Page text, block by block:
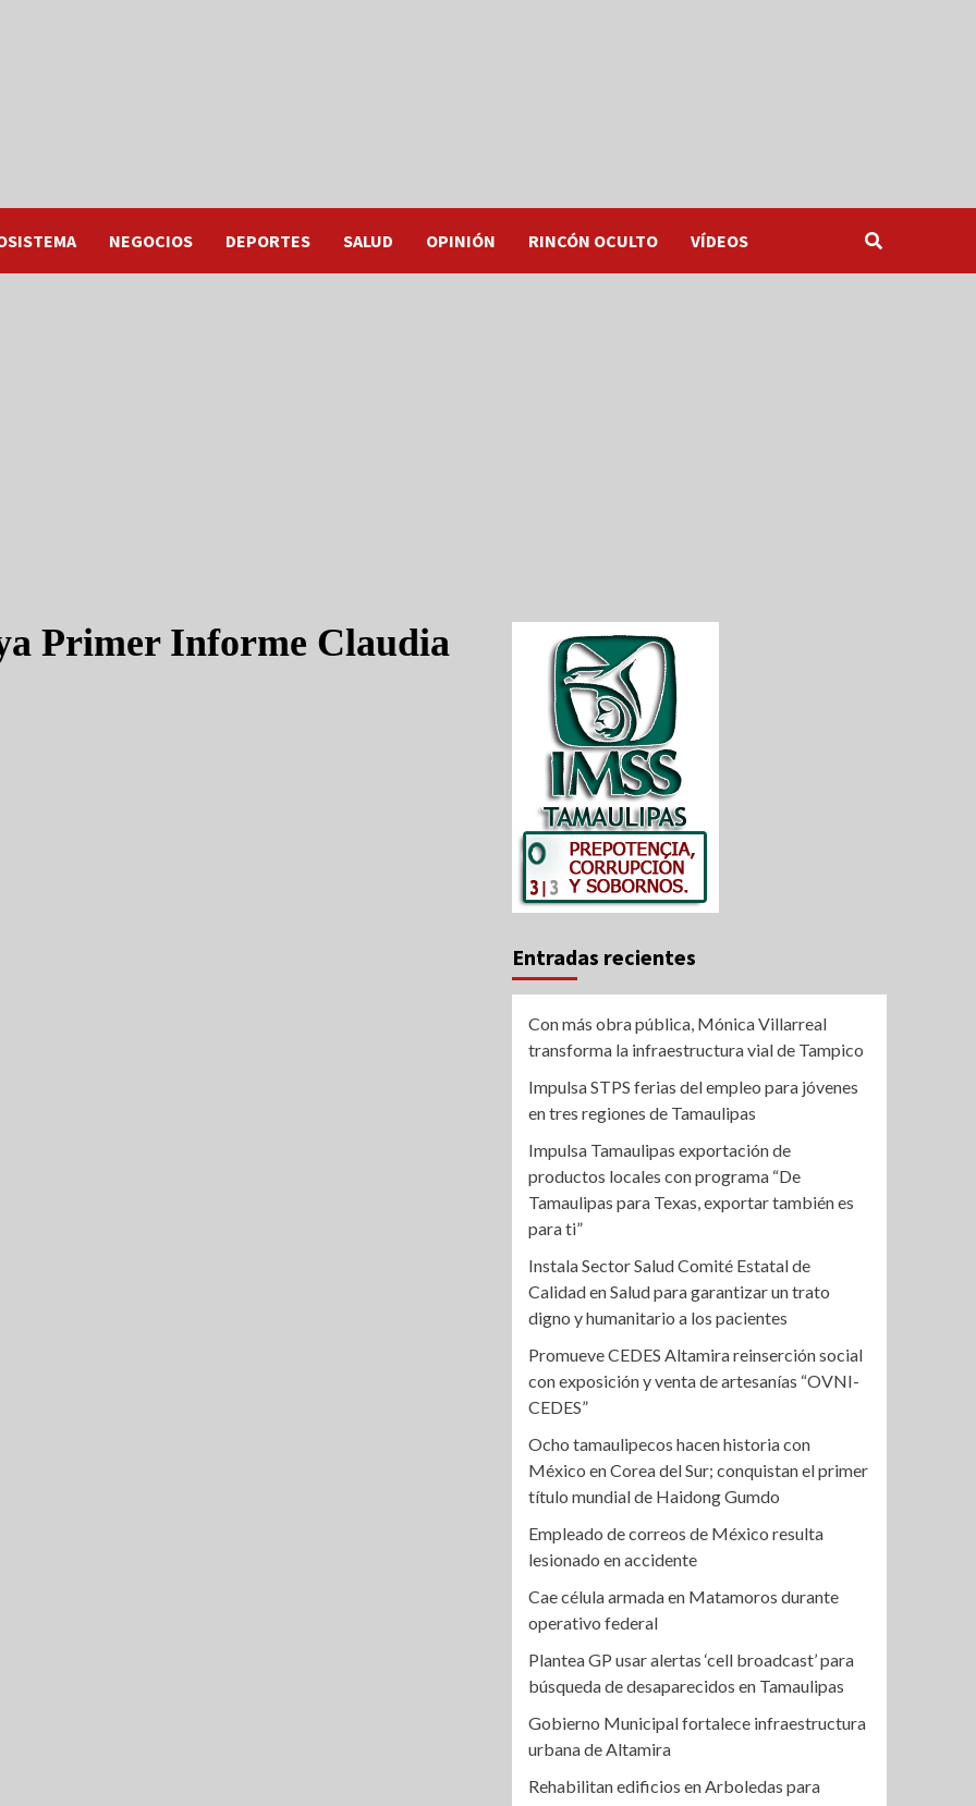
NEGOCIOS DEPORTES SALUD OPINIÓN RINCÓN OCULTO VÍDEOS
Primer Informe Claudia
Entradas recientes
Con más obra pública, Mónica Villarreal
transforma la infraestructura vial de Tampico
Impulsa STPS ferias del empleo para jóvenes
en tres regiones de Tamaulipas
Impulsa Tamaulipas exportación de
productos locales con programa “De
Tamaulipas para Texas, exportar también es
para ti”
Instala Sector Salud Comité Estatal de
Calidad en Salud para garantizar un trato
digno y humanitario a los pacientes
Promueve CEDES Altamira reinserción social
con exposición y venta de artesanías “OVNI-
CEDES”
Ocho tamaulipecos hacen historia con
México en Corea del Sur; conquistan el primer
título mundial de Haidong Gumdo
Empleado de correos de México resulta
lesionado en accidente
Cae célula armada en Matamoros durante
operativo federal
Plantea GP usar alertas ‘cell broadcast’ para
búsqueda de desaparecidos en Tamaulipas
Gobierno Municipal fortalece infraestructura
urbana de Altamira
Rehabilitan edificios en Arboledas para